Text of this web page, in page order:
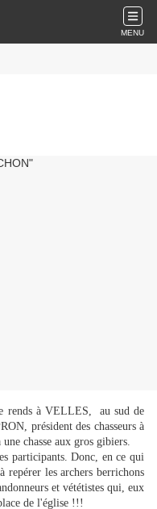
MENU
rends à VELLES,
au sud de
président des chasseurs à
chasse aux gros gibiers.
participants. Donc, en ce qui
repérer les archers berrichons
et vététistes qui, eux
de l'église !!!